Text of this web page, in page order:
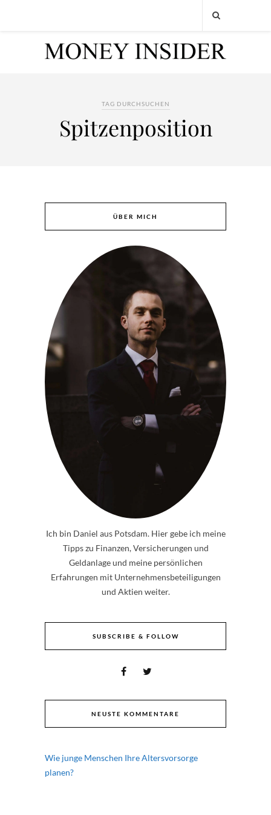
TAG DURCHSUCHEN
Spitzenposition
ÜBER MICH
Ich bin Daniel aus Potsdam. Hier gebe ich meine
Tipps zu Finanzen, Versicherungen und
Geldanlage und meine persönlichen
Erfahrungen mit Unternehmensbeteiligungen
und Aktien weiter.
SUBSCRIBE & FOLLOW
NEUSTE KOMMENTARE
Wie junge Menschen Ihre Altersvorsorge
planen?